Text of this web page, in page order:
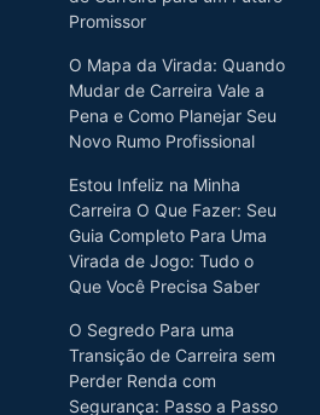
Promissor
O Mapa da Virada: Quando
Mudar de Carreira Vale a
Pena e Como Planejar Seu
Novo Rumo Profissional
Estou Infeliz na Minha
Carreira O Que Fazer: Seu
Guia Completo Para Uma
Virada de Jogo: Tudo o
Que Você Precisa Saber
O Segredo Para uma
Transição de Carreira sem
Perder Renda com
Segurança: Passo a Passo